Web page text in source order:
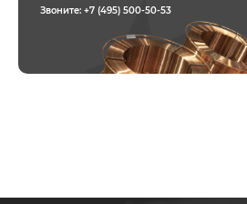
Звоните: +7 (495) 500-50-53